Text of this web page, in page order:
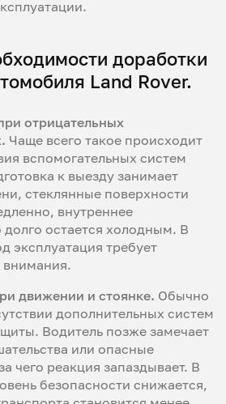
доработки
Land Rover.
отрицательных
Чаще всего такое происходит
вспомогательных систем
к выезду занимает
стеклянные поверхности
внутреннее
долго остается холодным. В
эксплуатация требует
движении и стоянке. Обычно
дополнительных систем
Водитель позже замечает
или опасные
чего реакция запаздывает. В
безопасности снижается,